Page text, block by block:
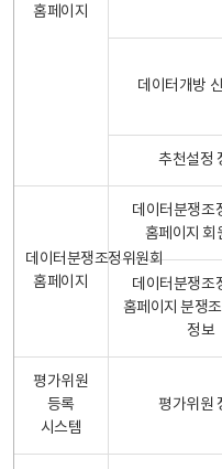
홈페이지
데이터개방
추천설정
데이터분쟁조정위원회
홈페이지
데이터분쟁조
홈페이지 회
데이터분쟁조
홈페이지 분쟁
정보
평가위원
등록
시스템
평가위원